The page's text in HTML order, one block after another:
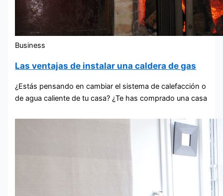
Business
Las ventajas de instalar una caldera de gas
¿Estás pensando en cambiar el sistema de calefacción o
de agua caliente de tu casa? ¿Te has comprado una casa